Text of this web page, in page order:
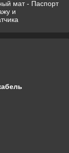
мат - Паспорт
и